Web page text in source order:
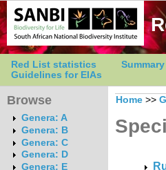
Red List statistics
Guidelines for EIAs
Browse
Genera: A
Genera: B
Genera: C
Genera: D
Genera: E
Home >>